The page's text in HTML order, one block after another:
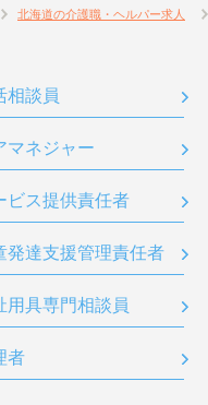
北海道の介護職・ヘルパー求人
相談員
マネジャー
ビス提供責任者
発達支援管理責任者
用具専門相談員
者